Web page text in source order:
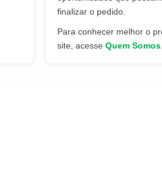
finalizar o pedido.
Para conhecer melhor o
site, acesse Quem Somos